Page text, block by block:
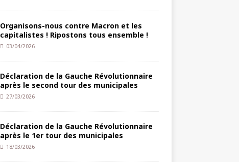
Organisons-nous contre Macron et les
capitalistes ! Ripostons tous ensemble !
03/04/2026
Déclaration de la Gauche Révolutionnaire
après le second tour des municipales
27/03/2026
Déclaration de la Gauche Révolutionnaire
après le 1er tour des municipales
18/03/2026